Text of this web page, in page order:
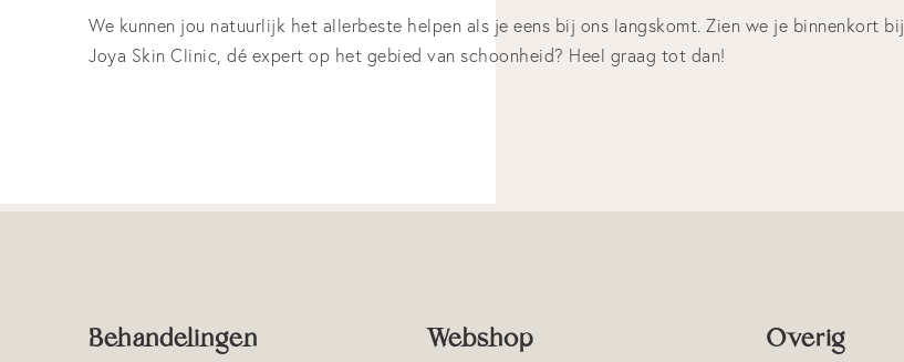
We kunnen jou natuurlijk het allerbeste helpen als je eens bij ons langskomt. Zien we je binnenkort bij
Joya Skin Clinic, dé expert op het gebied van schoonheid? Heel graag tot dan!
Behandelingen Webshop Overig